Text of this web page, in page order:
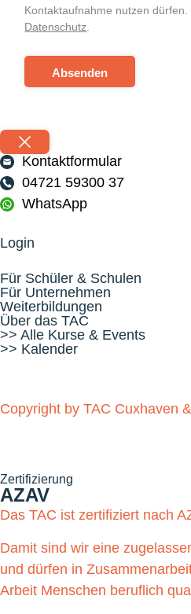
Kontaktaufnahme nutzen
Datenschutz.
Absenden
Kontaktformular
04721 59300 37
WhatsApp
Login
Für Schüler & Schulen
Für Unternehmen
Weiterbildungen
Über das TAC
>> Alle Kurse & Events
>> Kalender
Copyright by TAC Cuxhaven &
Zertifizierung
AZAV
Das TAC ist zertifiziert nach
Damit sind wir eine
und dürfen in
Arbeit Menschen beruflich